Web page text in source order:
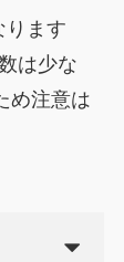
ります
は少な
め注意は